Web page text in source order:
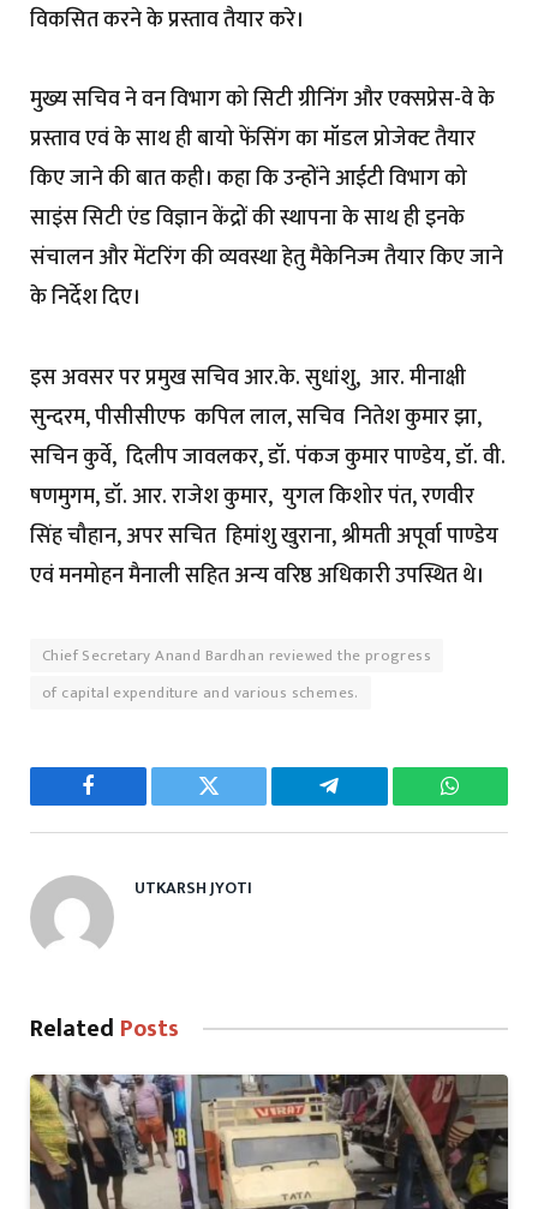
विकसित करने के प्रस्ताव तैयार करे।
मुख्य सचिव ने वन विभाग को सिटी ग्रीनिंग और एक्सप्रेस-वे के
प्रस्ताव एवं के साथ ही बायो फेंसिंग का मॉडल प्रोजेक्ट तैयार
किए जाने की बात कही। कहा कि उन्होंने आईटी विभाग को
साइंस सिटी एंड विज्ञान केंद्रों की स्थापना के साथ ही इनके
संचालन और मेंटरिंग की व्यवस्था हेतु मैकेनिज्म तैयार किए जाने
के निर्देश दिए।
इस अवसर पर प्रमुख सचिव आर.के. सुधांशु, आर. मीनाक्षी
सुन्दरम, पीसीसीएफ कपिल लाल, सचिव नितेश कुमार झा,
सचिन कुर्वे, दिलीप जावलकर, डॉ. पंकज कुमार पाण्डेय, डॉ. वी.
षणमुगम, डॉ. आर. राजेश कुमार, युगल किशोर पंत, रणवीर
सिंह चौहान, अपर सचित हिमांशु खुराना, श्रीमती अपूर्वा पाण्डेय
एवं मनमोहन मैनाली सहित अन्य वरिष्ठ अधिकारी उपस्थित थे।
Chief Secretary Anand Bardhan reviewed the progress
of capital expenditure and various schemes.
Facebook Twitter Telegram
UTKARSH JYOTI
Related Posts